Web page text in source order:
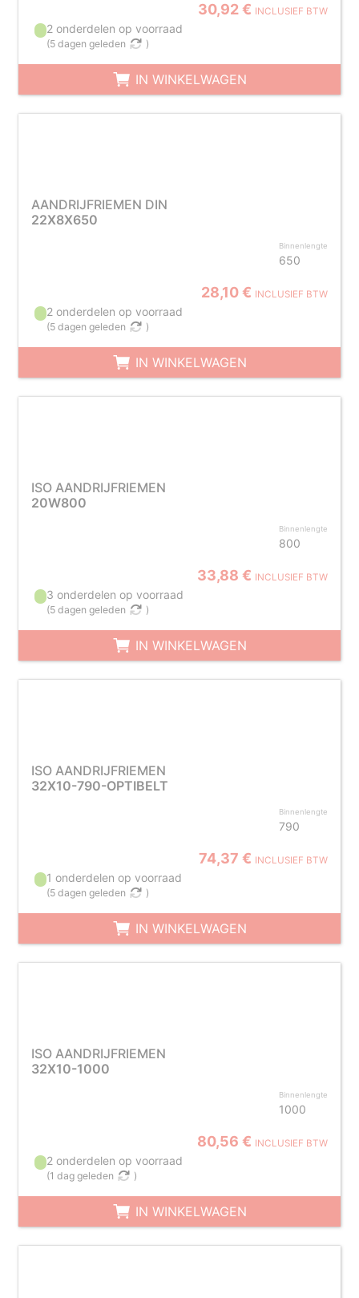
30,92 € INCLUSIEF BTW
2 onderdelen op voorraad
(5 dagen geleden )
IN WINKELWAGEN
AANDRIJFRIEMEN DIN
22X8X650
Binnenlengte
650
28,10 € INCLUSIEF BTW
2 onderdelen op voorraad
(5 dagen geleden )
IN WINKELWAGEN
ISO AANDRIJFRIEMEN
20W800
Binnenlengte
800
33,88 € INCLUSIEF BTW
3 onderdelen op voorraad
(5 dagen geleden )
IN WINKELWAGEN
ISO AANDRIJFRIEMEN
32X10-790-OPTIBELT
Binnenlengte
790
74,37 € INCLUSIEF BTW
1 onderdelen op voorraad
(5 dagen geleden )
IN WINKELWAGEN
ISO AANDRIJFRIEMEN
32X10-1000
Binnenlengte
1000
80,56 € INCLUSIEF BTW
2 onderdelen op voorraad
(1 dag geleden )
IN WINKELWAGEN